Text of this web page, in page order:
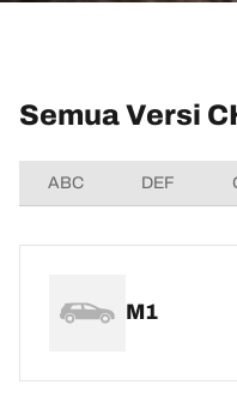
Semua Versi
ABC DEF
M1